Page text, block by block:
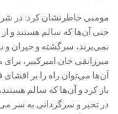
مومنی خاطرنشان کرد: در
حتی آن‌ها که سالم هستند و
نمی‌برند، سرگشته و حیران و
میرزاتقی خان امیرکبیر،
آن‌ها می‌توان راه را بر
باز کرد و آن‌ها که سالم
در تحیر و سرگردانی به سر